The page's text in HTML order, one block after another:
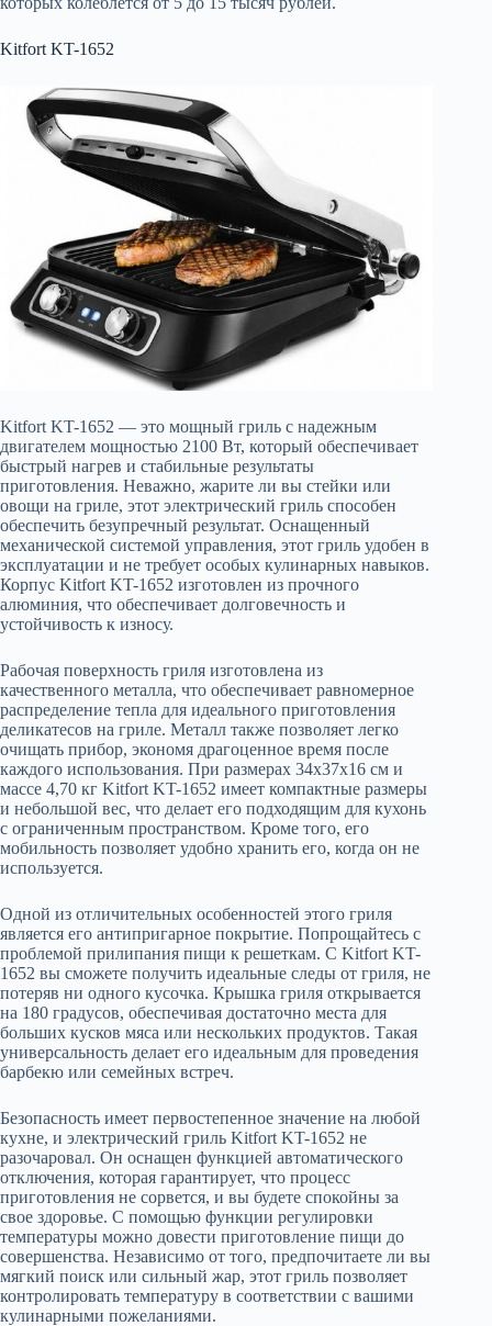
Kitfort KT-1652
Kitfort KT-1652 — это мощный гриль с надежным
двигателем мощностью 2100 Вт, который обеспечивает
быстрый нагрев и стабильные результаты
приготовления. Неважно, жарите ли вы стейки или
овощи на гриле, этот электрический гриль способен
обеспечить безупречный результат. Оснащенный
механической системой управления, этот гриль удобен в
эксплуатации и не требует особых кулинарных навыков.
Корпус Kitfort KT-1652 изготовлен из прочного
алюминия, что обеспечивает долговечность и
устойчивость к износу.
Рабочая поверхность гриля изготовлена из
качественного металла, что обеспечивает равномерное
распределение тепла для идеального приготовления
деликатесов на гриле. Металл также позволяет легко
очищать прибор, экономя драгоценное время после
каждого использования. При размерах 34x37x16 см и
массе 4,70 кг Kitfort KT-1652 имеет компактные размеры
и небольшой вес, что делает его подходящим для кухонь
с ограниченным пространством. Кроме того, его
мобильность позволяет удобно хранить его, когда он не
используется.
Одной из отличительных особенностей этого гриля
является его антипригарное покрытие. Попрощайтесь с
проблемой прилипания пищи к решеткам. С Kitfort KT-
1652 вы сможете получить идеальные следы от гриля, не
потеряв ни одного кусочка. Крышка гриля открывается
на 180 градусов, обеспечивая достаточно места для
больших кусков мяса или нескольких продуктов. Такая
универсальность делает его идеальным для проведения
барбекю или семейных встреч.
Безопасность имеет первостепенное значение на любой
кухне, и электрический гриль Kitfort KT-1652 не
разочаровал. Он оснащен функцией автоматического
отключения, которая гарантирует, что процесс
приготовления не сорвется, и вы будете спокойны за
свое здоровье. С помощью функции регулировки
температуры можно довести приготовление пищи до
совершенства. Независимо от того, предпочитаете ли вы
мягкий поиск или сильный жар, этот гриль позволяет
контролировать температуру в соответствии с вашими
кулинарными пожеланиями.